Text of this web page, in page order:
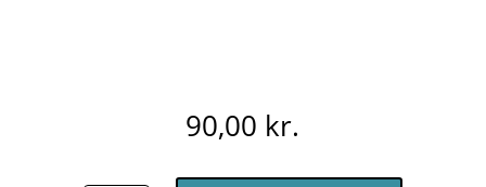
90,00 kr.